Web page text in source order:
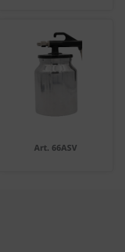
Art. 66ASV